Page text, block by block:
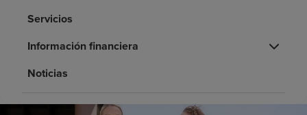
Recursos de salud
Servicios
Información financiera
Noticias